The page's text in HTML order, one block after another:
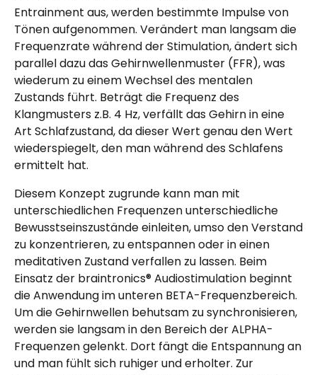
Entrainment aus, werden bestimmte Impulse von
Tönen aufgenommen. Verändert man langsam die
Frequenzrate während der Stimulation, ändert sich
parallel dazu das Gehirnwellenmuster (FFR), was
wiederum zu einem Wechsel des mentalen
Zustands führt. Beträgt die Frequenz des
Klangmusters z.B. 4 Hz, verfällt das Gehirn in eine
Art Schlafzustand, da dieser Wert genau den Wert
wiederspiegelt, den man während des Schlafens
ermittelt hat.
Diesem Konzept zugrunde kann man mit
unterschiedlichen Frequenzen unterschiedliche
Bewusstseinszustände einleiten, umso den Verstand
zu konzentrieren, zu entspannen oder in einen
meditativen Zustand verfallen zu lassen. Beim
Einsatz der braintronics® Audiostimulation beginnt
die Anwendung im unteren BETA-Frequenzbereich.
Um die Gehirnwellen behutsam zu synchronisieren,
werden sie langsam in den Bereich der ALPHA-
Frequenzen gelenkt. Dort fängt die Entspannung an
und man fühlt sich ruhiger und erholter. Zur